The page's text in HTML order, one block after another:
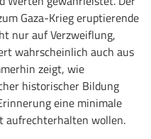
Gaza-Krieg eruptierende
nur auf Verzweiflung,
wahrscheinlich auch aus
zeigt, wie
historischer Bildung
eine minimale
aufrechterhalten wollen.